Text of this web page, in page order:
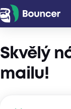
Přeskočit
na
Skvělý
mailu!